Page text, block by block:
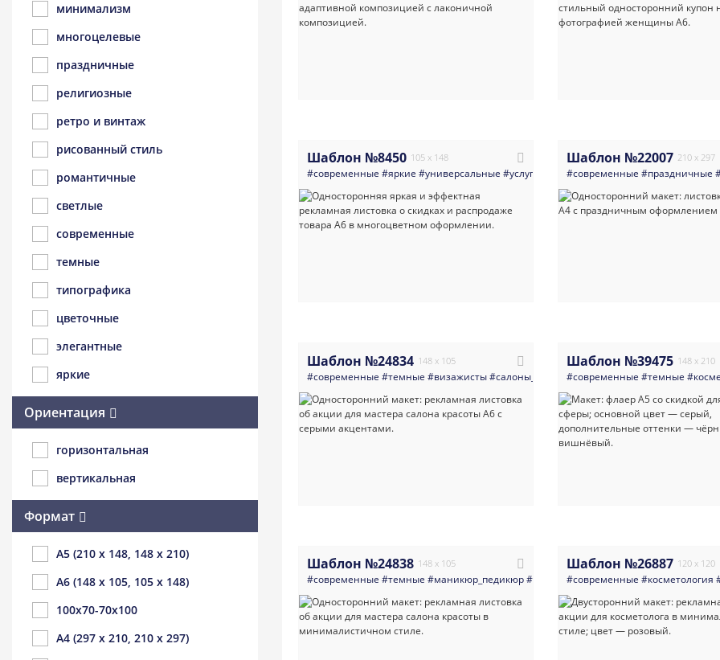
минимализм
многоцелевые
праздничные
религиозные
ретро и винтаж
рисованный стиль
романтичные
светлые
современные
темные
типографика
цветочные
элегантные
яркие
Ориентация
горизонтальная
вертикальная
Формат
A5 (210 x 148, 148 x 210)
A6 (148 x 105, 105 x 148)
100x70-70x100
A4 (297 x 210, 210 x 297)
Шаблон №8450 105 x 148
#современные #яркие #универсальные #услуги_для_бизнеса #реклама
Шаблон №22007 210 x 297
#современные #праздничные
Шаблон №24834 148 x 105
#современные #темные #визажисты#салоны_красоты#минимализм#скидки
Шаблон №39475 148 x 210
#современные #темные
Шаблон №24838 148 x 105
#современные #темные #маникюр_педикюр#салоны_красоты #минимализм
Шаблон №26887 120 x 120
#современные #косметология